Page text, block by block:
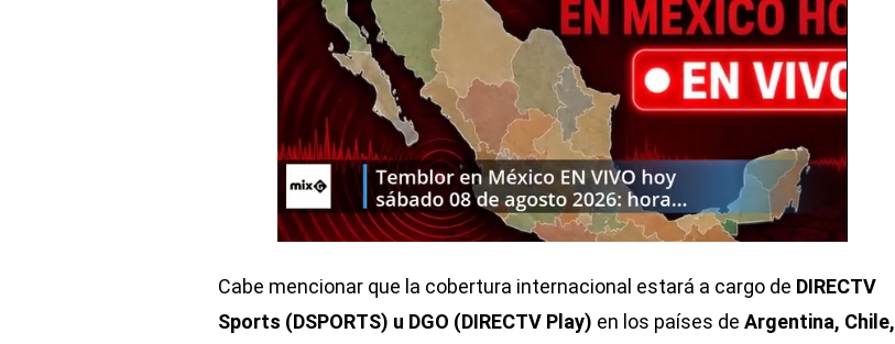
Cabe mencionar que la cobertura internacional estará a cargo de DIRECTV
Sports (DSPORTS) u DGO (DIRECTV Play) en los países de Argentina, Chile,